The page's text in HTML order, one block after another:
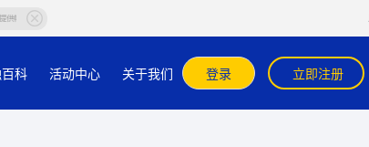
个人信息，若有任何疑问，请在官网或官方APP内咨询在线客服核实。
科 活动中心 关于我们 登录 立即注册